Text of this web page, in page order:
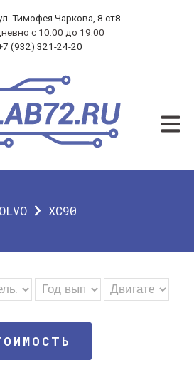
Тимофея Чаркова, 8 ст8
с 10:00 до 19:00
(932) 321-24-20
XC90